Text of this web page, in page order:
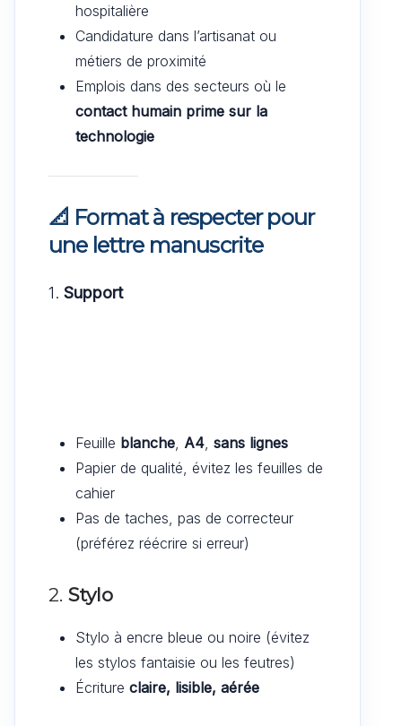
hospitalière
Candidature dans l’artisanat ou
métiers de proximité
Emplois dans des secteurs où le
contact humain prime sur la
technologie
📐 Format à respecter pour
une lettre manuscrite
1. Support
Feuille blanche, A4, sans lignes
Papier de qualité, évitez les feuilles de
cahier
Pas de taches, pas de correcteur
(préférez réécrire si erreur)
2. Stylo
Stylo à encre bleue ou noire (évitez
les stylos fantaisie ou les feutres)
Écriture claire, lisible, aérée